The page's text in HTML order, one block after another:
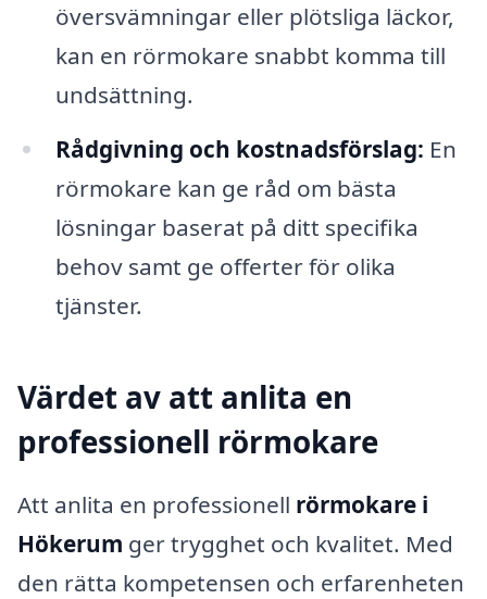
översvämningar eller plötsliga läckor,
kan en rörmokare snabbt komma till
undsättning.
Rådgivning och kostnadsförslag: En
rörmokare kan ge råd om bästa
lösningar baserat på ditt specifika
behov samt ge offerter för olika
tjänster.
Värdet av att anlita en
professionell rörmokare
Att anlita en professionell rörmokare i
Hökerum ger trygghet och kvalitet. Med
den rätta kompetensen och erfarenheten